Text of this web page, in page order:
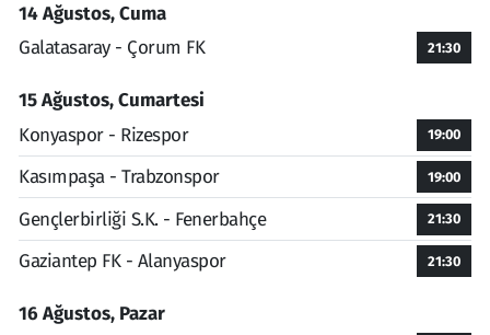
14 Ağustos, Cuma
Galatasaray - Çorum FK
21:30
15 Ağustos, Cumartesi
Konyaspor - Rizespor
19:00
Kasımpaşa - Trabzonspor 19:00
Gençlerbirliği S.K. - Fenerbahçe 21:30
Gaziantep FK - Alanyaspor 21:30
16 Ağustos, Pazar